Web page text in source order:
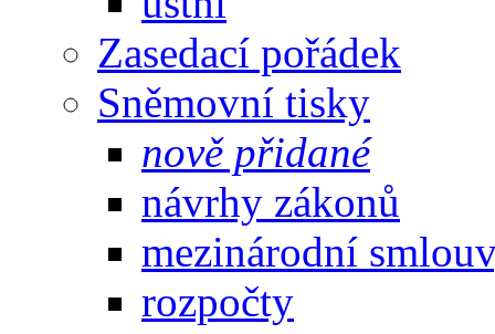
Zasedací pořádek
Sněmovní tisky
nově přidané
návrhy zákonů
mezinárodní
rozpočty